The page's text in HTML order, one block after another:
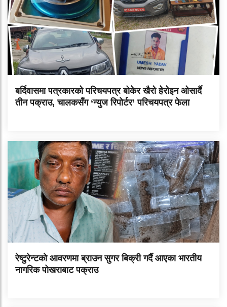
बर्दिवासमा पत्रकारको परिचयपत्र बोकेर खैरो हेरोइन ओसार्दै
तीन पक्राउ, चालकसँग ‘न्युज रिपोर्टर’ परिचयपत्र फेला
रेष्टुरेन्टको आवरणमा ब्राउन सुगर बिक्री गर्दै आएका भारतीय
नागरिक पोखराबाट पक्राउ